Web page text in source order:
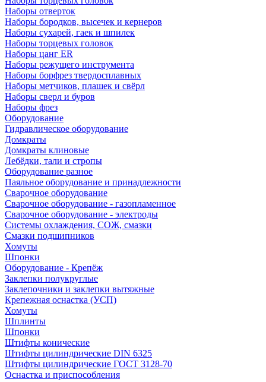
Наборы отверток
Наборы бородков, высечек и кернеров
Наборы сухарей, гаек и шпилек
Наборы торцевых головок
Наборы цанг ER
Наборы режущего инструмента
Наборы борфрез твердосплавных
Наборы метчиков, плашек и свёрл
Наборы сверл и буров
Наборы фрез
Оборудование
Гидравлическое оборудование
Домкраты
Домкраты клиновые
Лебёдки, тали и стропы
Оборудование разное
Паяльное оборудование и принадлежности
Сварочное оборудование
Сварочное оборудование - газопламенное
Сварочное оборудование - электроды
Системы охлаждения, СОЖ, смазки
Смазки подшипников
Хомуты
Шпонки
Оборудование - Крепёж
Заклепки полукруглые
Заклепочники и заклепки вытяжные
Крепежная оснастка (УСП)
Хомуты
Шплинты
Шпонки
Штифты конические
Штифты цилиндрические DIN 6325
Штифты цилиндрические ГОСТ 3128-70
Оснастка и приспособления